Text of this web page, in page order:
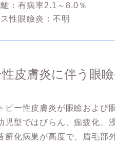
：有病率2.1～8.0％
性眼瞼炎：不明
皮膚炎に伴う眼
ピー性皮膚炎が眼瞼および
児型ではびらん、痂疲化、
癬化病巣が高度で、眉毛部